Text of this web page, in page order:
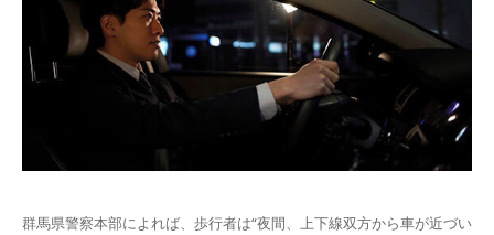
群馬県警察本部によれば、歩行者は“夜間、上下線双方から車が近づい